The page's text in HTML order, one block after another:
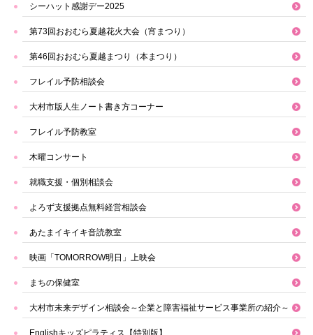
シーハット感謝デー2025
第73回おおむら夏越花火大会（宵まつり）
第46回おおむら夏越まつり（本まつり）
フレイル予防相談会
大村市版人生ノート書き方コーナー
フレイル予防教室
木曜コンサート
就職支援・個別相談会
よろず支援拠点無料経営相談会
あたまイキイキ音読教室
映画「TOMORROW明日」上映会
まちの保健室
大村市未来デザイン相談会～企業と障害福祉サービス事業所の紹介～